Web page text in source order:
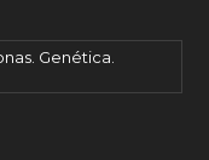
Genética.